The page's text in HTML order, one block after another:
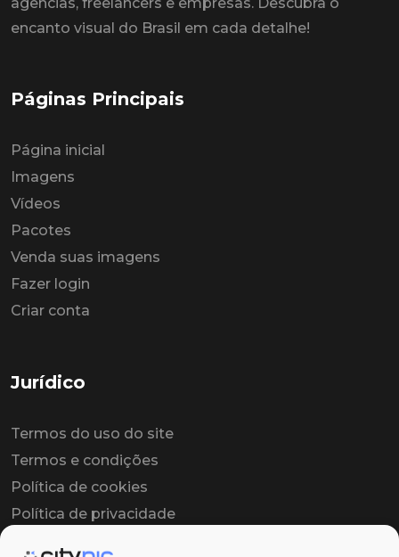
agências, freelancers e empresas. Descubra o
encanto visual do Brasil em cada detalhe!
Páginas Principais
Página inicial
Imagens
Vídeos
Pacotes
Venda suas imagens
Fazer login
Criar conta
Jurídico
Termos do uso do site
Termos e condições
Política de cookies
Política de privacidade